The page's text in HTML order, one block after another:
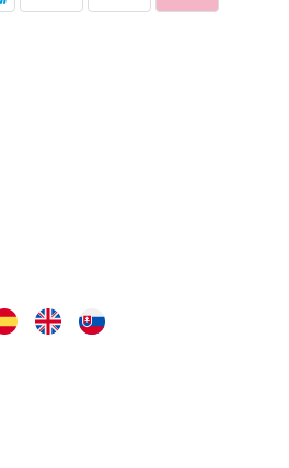
poissons aiment bien Ils se bousculent